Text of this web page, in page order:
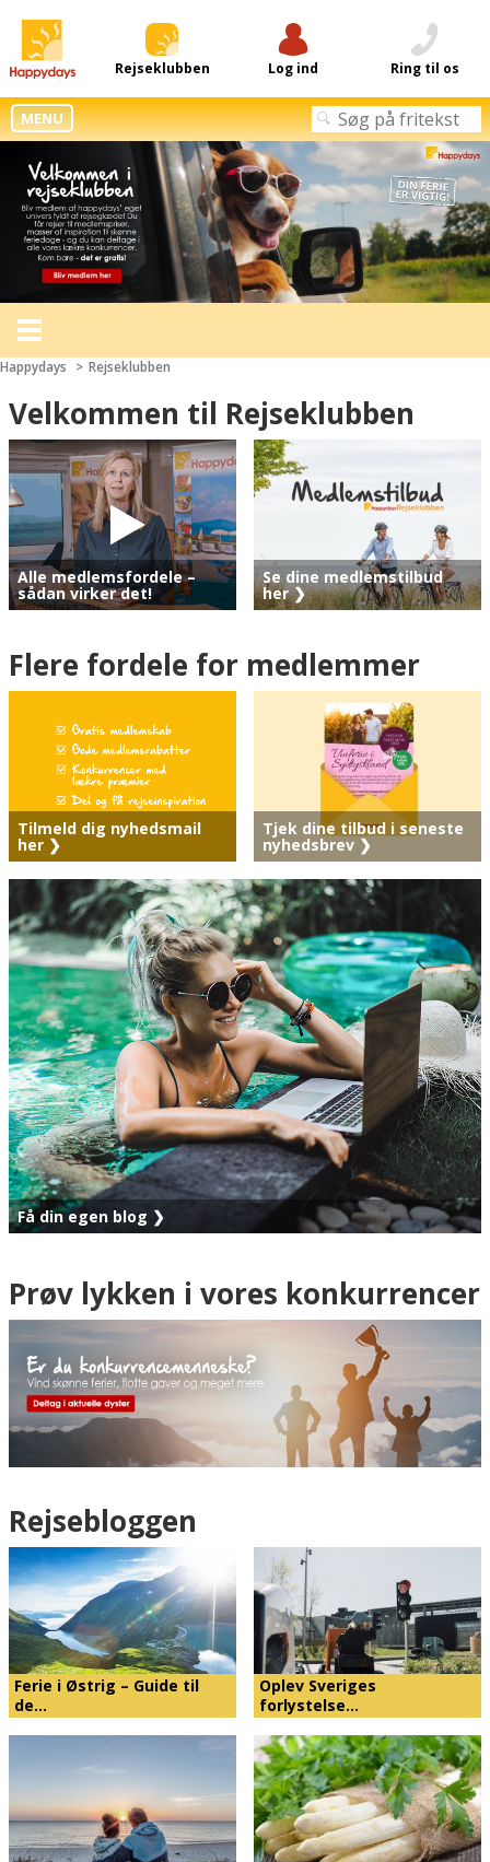
Rejseklubben Log ind Ring til os
MENU
Toggle
navigation
Happydays Rejseklubben
Velkommen til Rejseklubben
Alle medlemsfordele –
sådan virker det!
Se dine medlemstilbud
her ❯
Flere fordele for medlemmer
Tilmeld dig nyhedsmail
her ❯
Tjek dine tilbud i seneste
nyhedsbrev ❯
Få din egen blog ❯
Prøv lykken i vores konkurrencer
Rejsebloggen
Ferie i Østrig – Guide til
de…
Oplev Sveriges
forlystelse…